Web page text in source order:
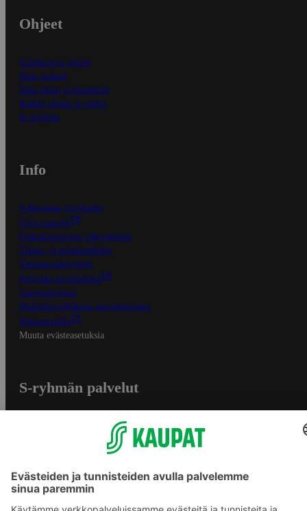
Ohjeet
Ensitilaajan ohjeet
Näin maksat
Näin tilaat ja muokkaat
Kaikki ohjeet ja vinkit
In English
Info
S-Business yrityksille
Oiva-raportit
Osuuskauppojen yhteystiedot
Tilaus- ja toimitusehdot
Tietosuojakäytäntö
Palvelun käyttöehdot
Saavutettavuus
Mobiilisovelluksen saavutettavuus
Mainostajalle
Muuta evästeasetuksia
S-ryhmän palvelut
Yhteishyvä Ruoka -sovellus
S-ostoslista -sovellus
Prisma.fi